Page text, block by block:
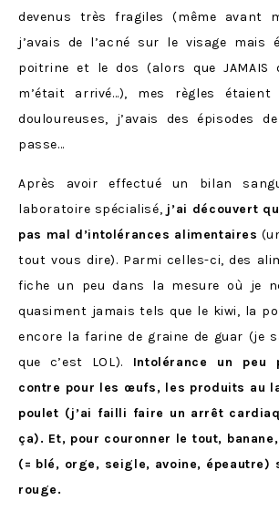
devenus très fragiles (même avant
j’avais de l’acné sur le visage mais
poitrine et le dos (alors que JAMAIS
m’était arrivé…), mes règles étaient
douloureuses, j’avais des épisodes
passe…
Après avoir effectué un bilan
laboratoire spécialisé, j’ai découvert
pas mal d’intolérances alimentaires
tout vous dire). Parmi celles-ci, des
fiche un peu dans la mesure où je
quasiment jamais tels que le kiwi, la
encore la farine de graine de guar (je
que c’est LOL). Intolérance un peu
contre pour les œufs, les produits au
poulet (j’ai failli faire un arrêt
ça). Et, pour couronner le tout,
(= blé, orge, seigle, avoine, épeautre)
rouge.